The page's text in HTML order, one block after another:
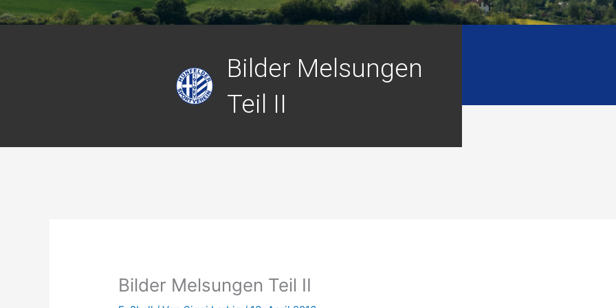
Bilder Melsungen
Teil II
Bilder Melsungen Teil II